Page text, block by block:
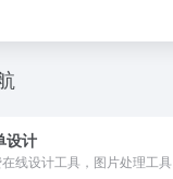
设计
线设计工具，图片处理工具